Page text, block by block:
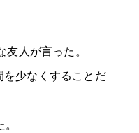
人が言った。
少なくすることだ